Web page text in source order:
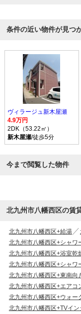
条件の近い物件が見つ
ヴィラージュ新木屋瀬
4.9万円
2DK（53.22㎡）
新木屋瀬/徒歩5分
今まで閲覧した物件
北九州市八幡西区の賃
北九州市八幡西区+給湯
北九州市八幡西区+シャワ
北九州市八幡西区+浴室乾
北九州市八幡西区+シャワ
北九州市八幡西区+東南向
北九州市八幡西区+エアコ
北九州市八幡西区+ウォー
北九州市八幡西区+TVイン